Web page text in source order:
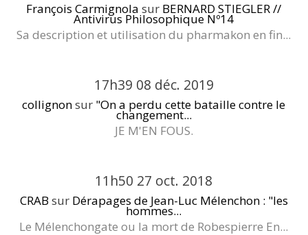
François Carmignola sur BERNARD STIEGLER //
Antivirus Philosophique Nº14
Sa description et utilisation du pharmakon en fin...
17h39 08 déc. 2019
collignonsur "On a perdu cette bataille contre le
changement...
JE M'EN FOUS.
11h50 27 oct. 2018
CRAB sur Dérapages de Jean-Luc Mélenchon : "les
hommes...
Le Mélenchongate ou la mort de Robespierre En...